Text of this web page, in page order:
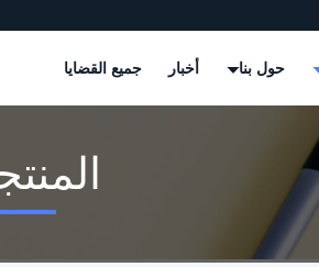
حول بنا أخبار جميع القضايا